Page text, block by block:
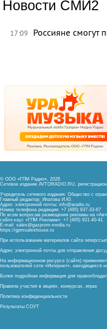
Новости СМИ2
17:09 Россияне смогут
© ООО «ГПМ Радио», 2026
Сетевое издание AVTORADIO.RU,
Учредитель сетевого издания: Общество с
Главный редактор: Ипатова И.Ю.
Адрес электронной почты: info@aradio.ru
Номер телефона редакции: +7 (495) 937-33-67
По всем вопросам размещения рекламы на
сейлз-хаус «ГПМ Реклама»: +7 (495) 921-40-41
E-mail: sales@gazprom-media.ru
https://gpmsaleshouse.ru
При использовании материалов сайта
Адрес электронной почты для отправления
На информационном ресурсе (сайте)
пользователей сети «Интернет», находящихся
Более подробная информация для
Правила участия в акциях, конкурсах, играх
Политика конфиденциальности
Результаты СОУТ